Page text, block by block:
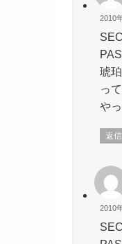
2010
琥
っ
や
返信
2010